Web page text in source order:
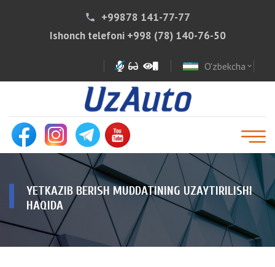
phone
+99878 141-77-77
Ishonch telefoni +998 (78) 140-76-50
O'zbekcha expand_more
YETKAZIB BERISH MUDDATINING UZAYTIRILISHI
HAQIDA